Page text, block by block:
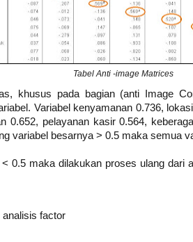
Tabel Anti -image Matrices
khusus pada bagian (anti Image
Variabel kenyamanan 0.736,
0.652, pelayanan kasir 0.564,
variabel besarnya > 0.5 maka semua
0.5 maka dilakukan proses ulang dari
factor